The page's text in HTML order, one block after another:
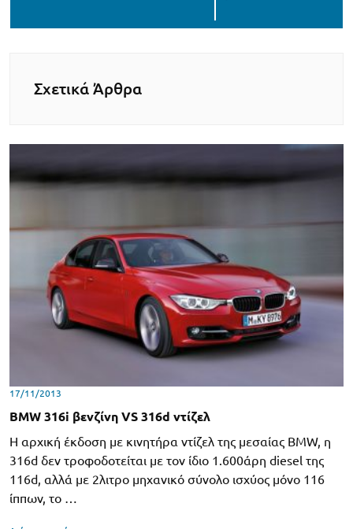
Σχετικά Άρθρα
17/11/2013
BMW 316i βενζίνη VS 316d ντίζελ
Η αρχική έκδοση με κινητήρα ντίζελ της μεσαίας BMW, η
316d δεν τροφοδοτείται με τον ίδιο 1.600άρη diesel της
116d, αλλά με 2λιτρο μηχανικό σύνολο ισχύος μόνο 116
ίππων, το …